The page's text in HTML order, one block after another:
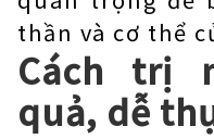
thần và cơ thể
Cách trị
quả, dễ